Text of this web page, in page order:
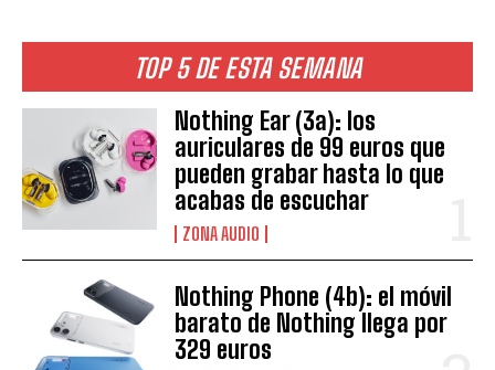
TOP 5 DE ESTA SEMANA
Nothing Ear (3a): los
auriculares de 99 euros que
pueden grabar hasta lo que
acabas de escuchar
ZONA AUDIO
Nothing Phone (4b): el móvil
barato de Nothing llega por
329 euros